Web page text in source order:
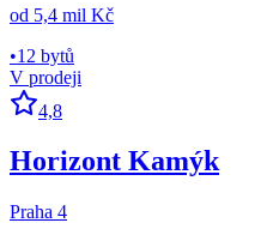
od 5,4 mil Kč
•12 bytů
V prodeji
4,8
Horizont Kamýk
Praha 4